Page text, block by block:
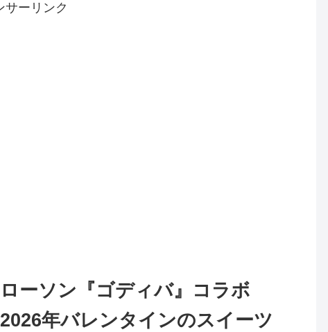
サーリンク
ローソン『ゴディバ』コラボ
2026年バレンタインのスイーツ